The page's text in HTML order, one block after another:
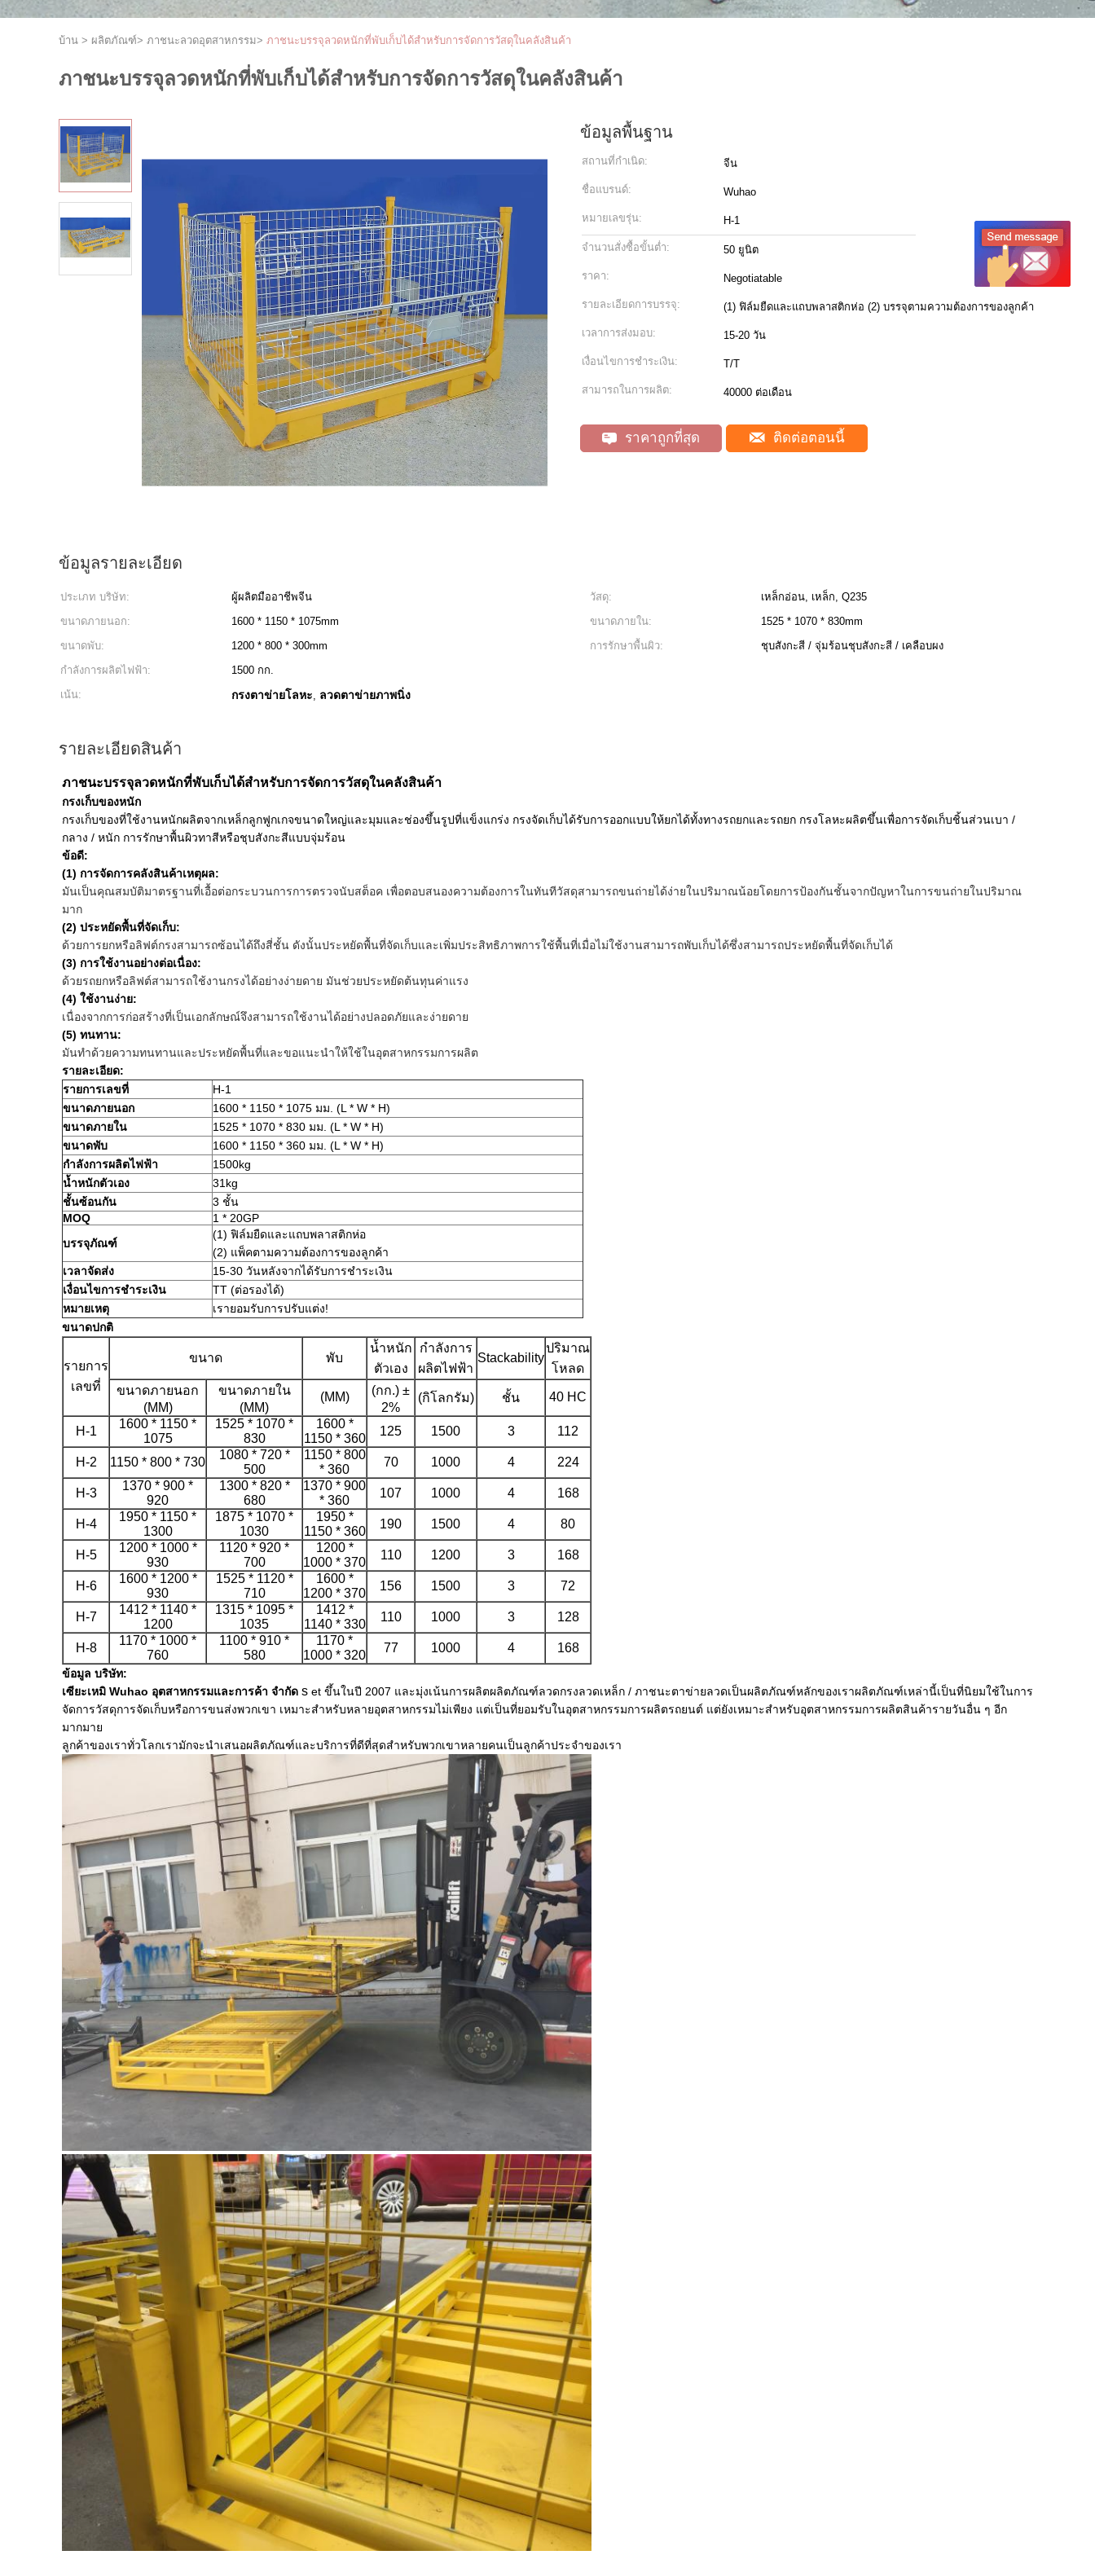
บ้าน > ผลิตภัณฑ์> ภาชนะลวดอุตสาหกรรม> ภาชนะบรรจุลวดหนักที่พับเก็บได้สำหรับการจัดการวัสดุในคลังสินค้า
ภาชนะบรรจุลวดหนักที่พับเก็บได้สำหรับการจัดการวัสดุในคลังสินค้า
ข้อมูลพื้นฐาน
สถานที่กำเนิด: จีน
ชื่อแบรนด์: Wuhao
หมายเลขรุ่น: H-1
จำนวนสั่งซื้อขั้นต่ำ: 50 ยูนิต
ราคา: Negotiatable
รายละเอียดการบรรจุ: (1) ฟิล์มยืดและแถบพลาสติกห่อ (2) บรรจุตามความต้องการของลูกค้า
เวลาการส่งมอบ: 15-20 วัน
เงื่อนไขการชำระเงิน: T/T
สามารถในการผลิต: 40000 ต่อเดือน
ราคาถูกที่สุด ติดต่อตอนนี้
ข้อมูลรายละเอียด
ประเภท บริษัท: ผู้ผลิตมืออาชีพจีน วัสดุ:
เหล็กอ่อน, เหล็ก, Q235
ขนาดภายนอก:
1600 * 1150 * 1075mm ขนาดภายใน:
1525 * 1070 * 830mm
ขนาดพับ:
1200 * 800 * 300mm การรักษาพื้นผิว:
ชุบสังกะสี / จุ่มร้อนชุบสังกะสี / เคลือบผง
กำลังการผลิตไฟฟ้า:
1500 กก.
เน้น:
กรงตาข่ายโลหะ, ลวดตาข่ายภาพนิ่ง
รายละเอียดสินค้า
ภาชนะบรรจุลวดหนักที่พับเก็บได้สำหรับการจัดการวัสดุในคลังสินค้า
กรงเก็บของหนัก
กรงเก็บของที่ใช้งานหนักผลิตจากเหล็กลูกฟูกเกจขนาดใหญ่และมุมและช่องขึ้นรูปที่แข็งแกร่ง กรงจัดเก็บได้รับการออกแบบให้ยกได้ทั้งทางรถยกและรถยก กรงโลหะผลิตขึ้นเพื่อการจัดเก็บชิ้นส่วนเบา /
กลาง / หนัก การรักษาพื้นผิวทาสีหรือชุบสังกะสีแบบจุ่มร้อน
ข้อดี:
(1) การจัดการคลังสินค้าเหตุผล:
มันเป็นคุณสมบัติมาตรฐานที่เอื้อต่อกระบวนการการตรวจนับสต็อค เพื่อตอบสนองความต้องการในทันทีวัสดุสามารถขนถ่ายได้ง่ายในปริมาณน้อยโดยการป้องกันชั้นจากปัญหาในการขนถ่ายในปริมาณ
มาก
(2) ประหยัดพื้นที่จัดเก็บ:
ด้วยการยกหรือลิฟต์กรงสามารถซ้อนได้ถึงสี่ชั้น ดังนั้นประหยัดพื้นที่จัดเก็บและเพิ่มประสิทธิภาพการใช้พื้นที่เมื่อไม่ใช้งานสามารถพับเก็บได้ซึ่งสามารถประหยัดพื้นที่จัดเก็บได้
(3) การใช้งานอย่างต่อเนื่อง:
ด้วยรถยกหรือลิฟต์สามารถใช้งานกรงได้อย่างง่ายดาย มันช่วยประหยัดต้นทุนค่าแรง
(4) ใช้งานง่าย:
เนื่องจากการก่อสร้างที่เป็นเอกลักษณ์จึงสามารถใช้งานได้อย่างปลอดภัยและง่ายดาย
(5) ทนทาน:
มันทำด้วยความทนทานและประหยัดพื้นที่และขอแนะนำให้ใช้ในอุตสาหกรรมการผลิต
รายละเอียด:
รายการเลขที่
H-1
ขนาดภายนอก
1600 * 1150 * 1075 มม. (L * W * H)
ขนาดภายใน
1525 * 1070 * 830 มม. (L * W * H)
ขนาดพับ
1600 * 1150 * 360 มม. (L * W * H)
กำลังการผลิตไฟฟ้า
1500kg
น้ำหนักตัวเอง
31kg
ชั้นซ้อนกัน
3 ชั้น
MOQ
1 * 20GP
บรรจุภัณฑ์
(1) ฟิล์มยืดและแถบพลาสติกห่อ
(2) แพ็คตามความต้องการของลูกค้า
เวลาจัดส่ง
15-30 วันหลังจากได้รับการชำระเงิน
เงื่อนไขการชำระเงิน
TT (ต่อรองได้)
หมายเหตุ
เรายอมรับการปรับแต่ง!
ขนาดปกติ
รายการ
เลขที่
ขนาด พับ
น้ำหนัก
ตัวเอง
กำลังการ
ผลิตไฟฟ้า
Stackability
ปริมาณ
โหลด
ขนาดภายนอก
(MM)
ขนาดภายใน
(MM)
(MM)
(กก.) ±
2%
(กิโลกรัม) ชั้น 40 HC
H-1
1600 * 1150 *
1075
1525 * 1070 *
830
1600 *
1150 * 360
125 1500 3 112
H-2 1150 * 800 * 730
1080 * 720 *
500
1150 * 800
* 360
70 1000 4 224
H-3
1370 * 900 *
920
1300 * 820 *
680
1370 * 900
* 360
107 1000 4 168
H-4
1950 * 1150 *
1300
1875 * 1070 *
1030
1950 *
1150 * 360
190 1500 4 80
H-5
1200 * 1000 *
930
1120 * 920 *
700
1200 *
1000 * 370
110 1200 3 168
H-6
1600 * 1200 *
930
1525 * 1120 *
710
1600 *
1200 * 370
156 1500 3 72
H-7
1412 * 1140 *
1200
1315 * 1095 *
1035
1412 *
1140 * 330
110 1000 3 128
H-8
1170 * 1000 *
760
1100 * 910 *
580
1170 *
1000 * 320
77 1000 4 168
ข้อมูล บริษัท:
เซียะเหมิ Wuhao อุตสาหกรรมและการค้า จำกัด s et ขึ้นในปี 2007 และมุ่งเน้นการผลิตผลิตภัณฑ์ลวดกรงลวดเหล็ก / ภาชนะตาข่ายลวดเป็นผลิตภัณฑ์หลักของเราผลิตภัณฑ์เหล่านี้เป็นที่นิยมใช้ในการ
จัดการวัสดุการจัดเก็บหรือการขนส่งพวกเขา เหมาะสำหรับหลายอุตสาหกรรมไม่เพียง แต่เป็นที่ยอมรับในอุตสาหกรรมการผลิตรถยนต์ แต่ยังเหมาะสำหรับอุตสาหกรรมการผลิตสินค้ารายวันอื่น ๆ อีก
มากมาย
ลูกค้าของเราทั่วโลกเรามักจะนำเสนอผลิตภัณฑ์และบริการที่ดีที่สุดสำหรับพวกเขาหลายคนเป็นลูกค้าประจำของเรา